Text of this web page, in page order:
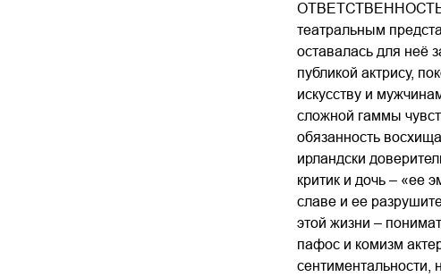
ОТВЕТСТВЕННОСТЬ.
театральным
оставалась для неё
публикой актрису,
искусству и
сложной гаммы
обязанность
ирландски
критик и дочь – «ее
славе и ее
этой жизни –
пафос и комизм
сентиментальности,